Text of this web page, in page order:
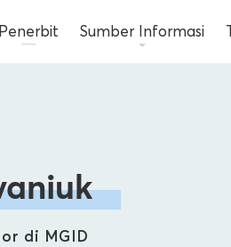
Penerbit Sumber Informasi
di MGID